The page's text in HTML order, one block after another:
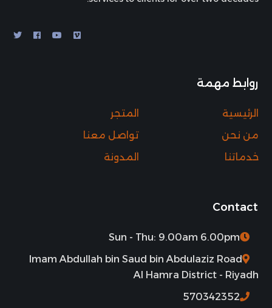
روابط مهمة
المتجر
الرئيسية
تواصل معنا
من نحن
المدونة
خدماتنا
Contact
Sun - Thu: 9.00am 6.00pm
Imam Abdullah bin Saud bin Abdulaziz Road
Al Hamra District - Riyadh
570342352